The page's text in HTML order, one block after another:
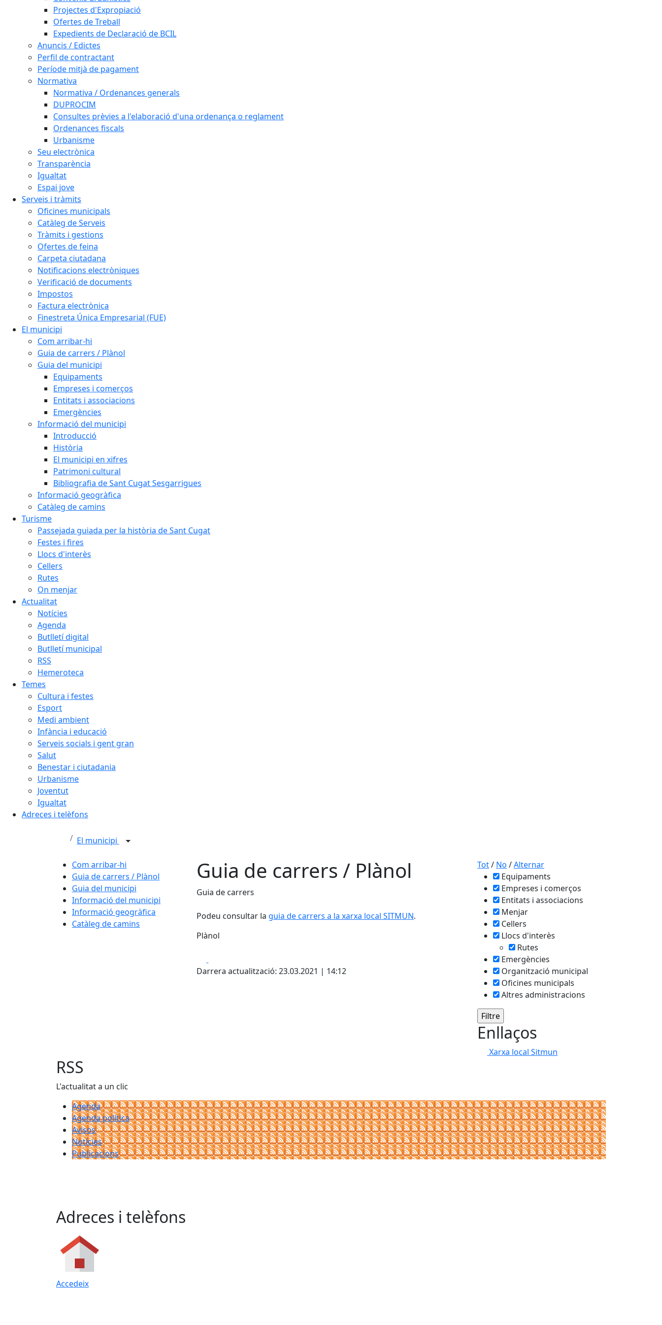
Projectes d'Expropiació
Ofertes de Treball
Expedients de Declaració de BCIL
Anuncis / Edictes
Perfil de contractant
Període mitjà de pagament
Normativa
Normativa / Ordenances generals
DUPROCIM
Consultes prèvies a l'elaboració d'una ordenança o reglament
Ordenances fiscals
Urbanisme
Seu electrònica
Transparència
Igualtat
Espai jove
Serveis i tràmits
Oficines municipals
Catàleg de Serveis
Tràmits i gestions
Ofertes de feina
Carpeta ciutadana
Notificacions electròniques
Verificació de documents
Impostos
Factura electrònica
Finestreta Única Empresarial (FUE)
El municipi
Com arribar-hi
Guia de carrers / Plànol
Guia del municipi
Equipaments
Empreses i comerços
Entitats i associacions
Emergències
Informació del municipi
Introducció
Història
El municipi en xifres
Patrimoni cultural
Bibliografia de Sant Cugat Sesgarrigues
Informació geogràfica
Catàleg de camins
Turisme
Passejada guiada per la història de Sant Cugat
Festes i fires
Llocs d'interès
Cellers
Rutes
On menjar
Actualitat
Notícies
Agenda
Butlletí digital
Butlletí municipal
RSS
Hemeroteca
Temes
Cultura i festes
Esport
Medi ambient
Infància i educació
Serveis socials i gent gran
Salut
Benestar i ciutadania
Urbanisme
Joventut
Igualtat
Adreces i telèfons
El municipi
Com arribar-hi
Guia de carrers / Plànol
Guia del municipi
Informació del municipi
Informació geogràfica
Catàleg de camins
Guia de carrers / Plànol
Guia de carrers
Podeu consultar la guia de carrers a la xarxa local SITMUN.
Plànol
+
Darrera actualització: 23.03.2021 | 14:12
Tot/ No /Alternar
Equipaments
Empreses i comerços
Entitats i associacions
Menjar
Cellers
Llocs d'interès
Rutes
Emergències
Organització municipal
Oficines municipals
Altres administracions
Enllaços
Xarxa local Sitmun
RSS
L'actualitat a un clic
Agenda
Agenda política
Avisos
Notícies
Publicacions
Adreces i telèfons
Accedeix